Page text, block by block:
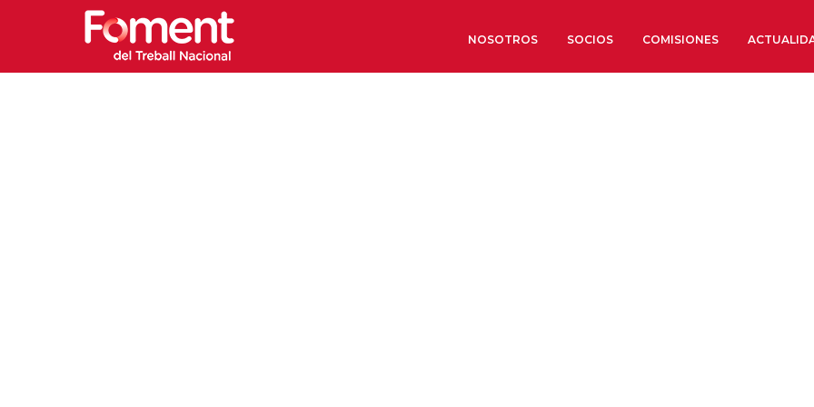
NOSOTROS SOCIOS COMISIONES